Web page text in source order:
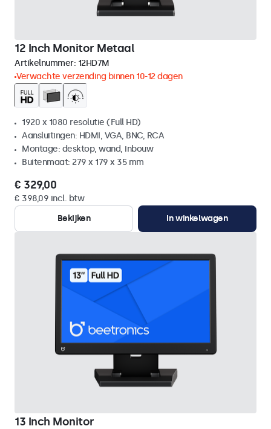
12 Inch Monitor Metaal
Artikelnummer: 12HD7M
Verwachte verzending binnen 10-12 dagen
1920 x 1080 resolutie (Full HD)
Aansluitingen: HDMI, VGA, BNC, RCA
Montage: desktop, wand, inbouw
Buitenmaat: 279 x 179 x 35 mm
€ 329,00
€ 398,09 incl. btw
Bekijken
In winkelwagen
13 Inch Monitor